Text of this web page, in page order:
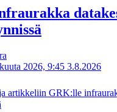
2026, 9:45 3.8.2026
artikkeliin GRK:lle